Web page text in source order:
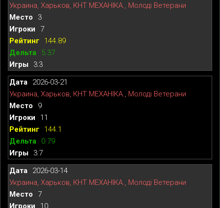
Украина, Харьков, КНТ МЕХАНІКА., Молоді Ветерани
3
7
144.89
5.37
3:3
2026-03-21
Украина, Харьков, КНТ МЕХАНІКА., Молоді Ветерани
9
11
144.1
0.79
3:7
2026-03-14
Украина, Харьков, КНТ МЕХАНІКА., Молоді Ветерани
7
10